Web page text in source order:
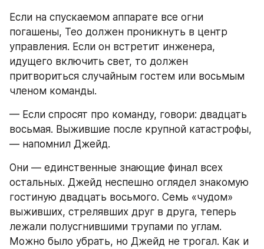
Если на спускаемом аппарате все огни
погашены, Тео должен проникнуть в центр
управления. Если он встретит инженера,
идущего включить свет, то должен
притвориться случайным гостем или восьмым
членом команды.
— Если спросят про команду, говори: двадцать
восьмая. Выжившие после крупной катастрофы,
— напомнил Джейд.
Они — единственные знающие финал всех
остальных. Джейд неспешно оглядел знакомую
гостиную двадцать восьмого. Семь «чудом»
выживших, стрелявших друг в друга, теперь
лежали полусгнившими трупами по углам.
Можно было убрать, но Джейд не трогал. Как и